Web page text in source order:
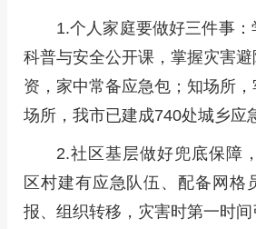
1.个人家庭要做好三件事
科普与安全公开课，掌握灾害
资，家中常备应急包；知场所
场所，我市已建成740处城乡应
2.社区基层做好兜底保障
区村建有应急队伍、配备网格
报、组织转移，灾害时第一时间